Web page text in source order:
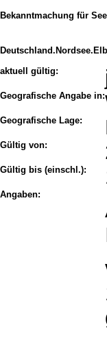
Bekanntmachung für
aktuell gültig:
Geografische Angabe in:
Geografische Lage:
Gültig von:
Gültig bis (einschl.):
Angaben: